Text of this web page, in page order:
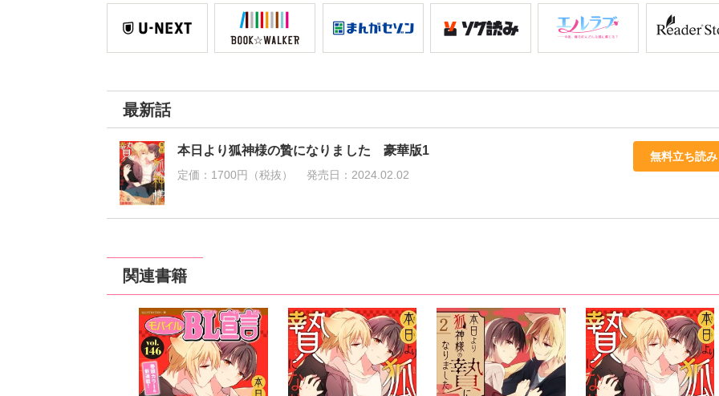
最新話
本日より狐神様の贄になりました 豪華版1
定価： 1700円（税抜） 発売日： 2024.02.02
無料立ち読み
関連書籍